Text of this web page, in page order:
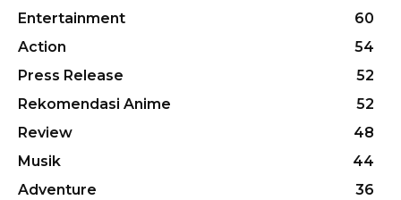
Entertainment
60
Action
54
Press Release
52
Rekomendasi Anime
52
Review
48
Musik
44
Adventure
36